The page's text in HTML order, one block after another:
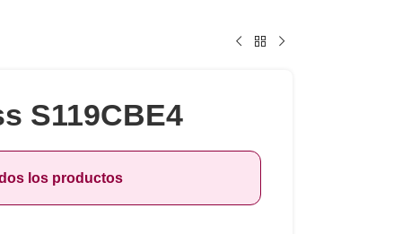
S119CBE4
los productos